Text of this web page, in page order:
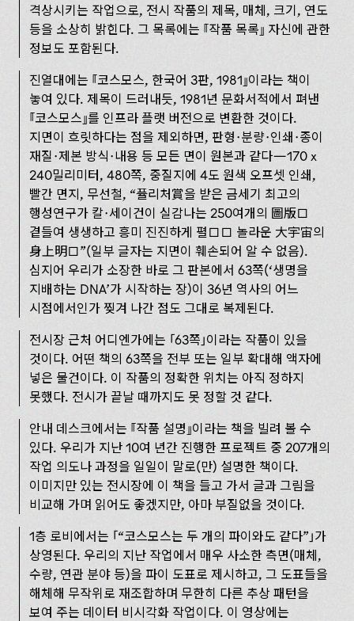
격상시키는 작업으로, 전시 작품의 제목, 매체, 크기, 연도
등을 소상히 밝힌다. 그 목록에는
작품 목록
자신에 관한
정보도 포함된다.
진열대에는 코스모스, 한국어 3판, 1981 이라는 책이
놓여 있다. 제목이 드러내듯, 1981년 문화서적에서 펴낸
코스모스 를 인프라 플랫 버전으로 변환한 것이다.
지면이 흐릿하다는 점을 제외하면, 판형·분량·인쇄·종이
재질·제본 방식·내용 등 모든 면이 원본과 같다—170 x
240밀리미터, 480쪽, 중질지에 4도 원색 오프셋 인쇄,
빨간 면지, 무선철, “퓰리처賞을 받은 금세기 최고의
행성연구가 칼·세이건이 실감나는 250여개의 圖版□
곁들여 생생하고 흥미 진진하게 펼□□ 놀라운 大宇宙의
身上明□”(일부 글자는 지면이 훼손되어 알 수 없음).
심지어 우리가 소장한 바로 그 판본에서 63쪽(‘생명을
지배하는 DNA’가 시작하는 장)이 36년 역사의 어느
시점에서인가 찢겨 나간 점도 그대로 복제된다.
전시장 근처 어디엔가에는 63쪽 이라는 작품이 있을
것이다. 어떤 책의 63쪽을 전부 또는 일부 확대해 액자에
넣은 물건이다. 이 작품의 정확한 위치는 아직 정하지
못했다. 전시가 끝날 때까지도 못 정할 것 같다.
안내 데스크에서는
작품 설명 이라는 책을 빌려 볼 수
있다. 우리가 지난 10여 년간 진행한 프로젝트 중 207개의
작업 의도나 과정을 일일이 말로(만) 설명한 책이다.
이미지만 있는 전시장에 이 책을 들고 가서 글과 그림을
비교해 가며 읽어도 좋겠지만, 아마 부질없을 것이다.
1층 로비에서는
“코스모스는 두 개의 파이와도 같다” 가
상영된다. 우리의 지난 작업에서 매우 사소한 측면(매체,
수량, 연관 분야 등)을 파이 도표로 제시하고, 그 도표들을
해체해 무작위로 재조합하며 무한히 다른 추상 패턴을
보여 주는 데이터 비시각화 작업이다. 이 영상에는